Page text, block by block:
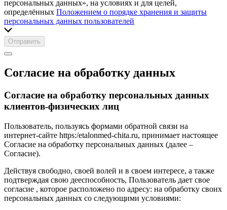
персональных данных», на условиях и для целей,
определённых Положением о порядке хранения и защиты
персональных данных пользователей
Отправить
Согласие на обработку данных
Согласие на обработку персональных данных
клиентов-физических лиц
Пользователь, пользуясь формами обратной связи на
интернет-сайте https:/etalonmed-chita.ru, принимает настоящее
Согласие на обработку персональных данных (далее –
Согласие).
Действуя свободно, своей волей и в своем интересе, а также
подтверждая свою дееспособность, Пользователь дает свое
согласие , которое расположено по адресу: на обработку своих
персональных данных со следующими условиями: